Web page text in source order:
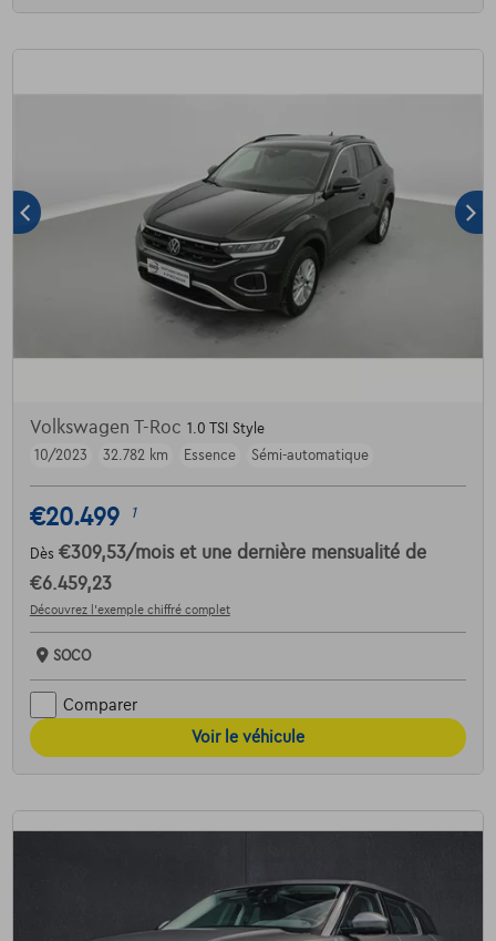
Volkswagen T-Roc 1.0 TSI Style
10/2023
32.782 km Essence Sémi-automatique
€20.499 1
Dès €309,53/mois et une dernière mensualité de
€6.459,23
Découvrez l’exemple chiffré complet
SOCO
Comparer
Voir le véhicule